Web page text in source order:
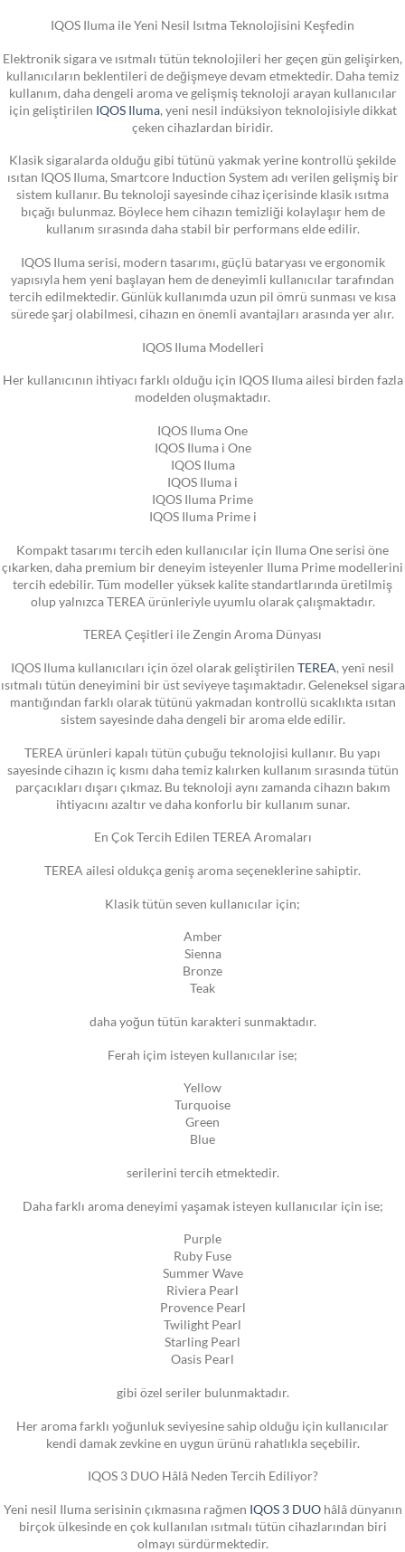
IQOS Iluma ile Yeni Nesil Isıtma Teknolojisini Keşfedin
Elektronik sigara ve ısıtmalı tütün teknolojileri her geçen gün gelişirken,
kullanıcıların beklentileri de değişmeye devam etmektedir. Daha temiz
kullanım, daha dengeli aroma ve gelişmiş teknoloji arayan kullanıcılar
için geliştirilen IQOS Iluma, yeni nesil indüksiyon teknolojisiyle dikkat
çeken cihazlardan biridir.
Klasik sigaralarda olduğu gibi tütünü yakmak yerine kontrollü şekilde
ısıtan IQOS Iluma, Smartcore Induction System adı verilen gelişmiş bir
sistem kullanır. Bu teknoloji sayesinde cihaz içerisinde klasik ısıtma
bıçağı bulunmaz. Böylece hem cihazın temizliği kolaylaşır hem de
kullanım sırasında daha stabil bir performans elde edilir.
IQOS Iluma serisi, modern tasarımı, güçlü bataryası ve ergonomik
yapısıyla hem yeni başlayan hem de deneyimli kullanıcılar tarafından
tercih edilmektedir. Günlük kullanımda uzun pil ömrü sunması ve kısa
sürede şarj olabilmesi, cihazın en önemli avantajları arasında yer alır.
IQOS Iluma Modelleri
Her kullanıcının ihtiyacı farklı olduğu için IQOS Iluma ailesi birden fazla
modelden oluşmaktadır.
IQOS Iluma One
IQOS Iluma i One
IQOS Iluma
IQOS Iluma i
IQOS Iluma Prime
IQOS Iluma Prime i
Kompakt tasarımı tercih eden kullanıcılar için Iluma One serisi öne
çıkarken, daha premium bir deneyim isteyenler Iluma Prime modellerini
tercih edebilir. Tüm modeller yüksek kalite standartlarında üretilmiş
olup yalnızca TEREA ürünleriyle uyumlu olarak çalışmaktadır.
TEREA Çeşitleri ile Zengin Aroma Dünyası
IQOS Iluma kullanıcıları için özel olarak geliştirilen TEREA, yeni nesil
ısıtmalı tütün deneyimini bir üst seviyeye taşımaktadır. Geleneksel sigara
mantığından farklı olarak tütünü yakmadan kontrollü sıcaklıkta ısıtan
sistem sayesinde daha dengeli bir aroma elde edilir.
TEREA ürünleri kapalı tütün çubuğu teknolojisi kullanır. Bu yapı
sayesinde cihazın iç kısmı daha temiz kalırken kullanım sırasında tütün
parçacıkları dışarı çıkmaz. Bu teknoloji aynı zamanda cihazın bakım
ihtiyacını azaltır ve daha konforlu bir kullanım sunar.
En Çok Tercih Edilen TEREA Aromaları
TEREA ailesi oldukça geniş aroma seçeneklerine sahiptir.
Klasik tütün seven kullanıcılar için;
Amber
Sienna
Bronze
Teak
daha yoğun tütün karakteri sunmaktadır.
Ferah içim isteyen kullanıcılar ise;
Yellow
Turquoise
Green
Blue
serilerini tercih etmektedir.
Daha farklı aroma deneyimi yaşamak isteyen kullanıcılar için ise;
Purple
Ruby Fuse
Summer Wave
Riviera Pearl
Provence Pearl
Twilight Pearl
Starling Pearl
Oasis Pearl
gibi özel seriler bulunmaktadır.
Her aroma farklı yoğunluk seviyesine sahip olduğu için kullanıcılar
kendi damak zevkine en uygun ürünü rahatlıkla seçebilir.
IQOS 3 DUO Hâlâ Neden Tercih Ediliyor?
Yeni nesil Iluma serisinin çıkmasına rağmen IQOS 3 DUOhâlâ dünyanın
birçok ülkesinde en çok kullanılan ısıtmalı tütün cihazlarından biri
olmayı sürdürmektedir.